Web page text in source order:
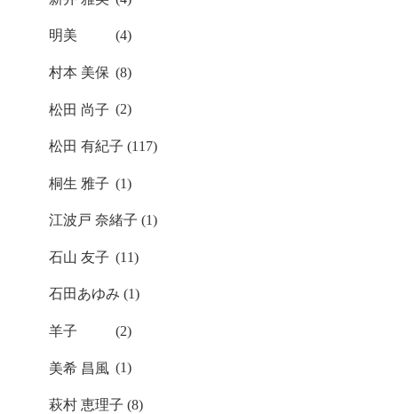
明美 (4)
村本 美保 (8)
松田 尚子 (2)
松田 有紀子 (117)
桐生 雅子 (1)
江波戸 奈緒子 (1)
石山 友子 (11)
石田あゆみ (1)
羊子 (2)
美希 昌風 (1)
萩村 恵理子 (8)